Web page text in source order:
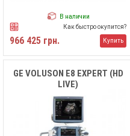
В наличии
Как быстро окупится?
966 425 грн. Купить
GE VOLUSON E8 EXPERT (HD
LIVE)